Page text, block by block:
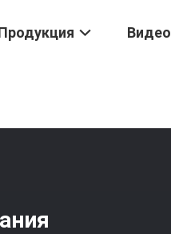
Видео